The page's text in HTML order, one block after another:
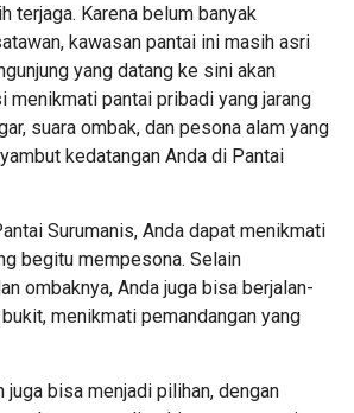
terjaga. Karena belum banyak
kawasan pantai ini masih asri
yang datang ke sini akan
menikmati pantai pribadi yang jarang
suara ombak, dan pesona alam yang
kedatangan Anda di Pantai
Surumanis, Anda dapat menikmati
begitu mempesona. Selain
ombaknya, Anda juga bisa berjalan-
menikmati pemandangan yang
bisa menjadi pilihan, dengan